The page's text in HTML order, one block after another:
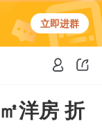
立即进群
洋房 折